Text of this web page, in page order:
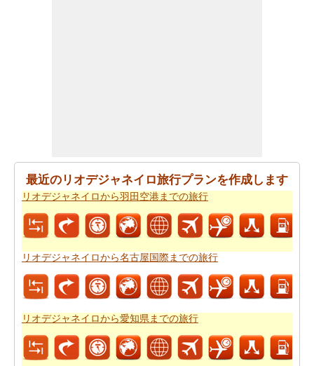
ネイロから名古屋国際までの旅行の費用 をチェックする
ことができます。
最近のリオデジャネイロ旅行プランを作成します
リオデジャネイロから羽田空港までの旅行
リオデジャネイロから名古屋国際までの旅行
リオデジャネイロから愛知県までの旅行